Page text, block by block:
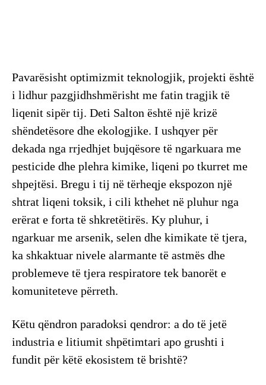
Pavarësisht optimizmit teknologjik, projekti është
i lidhur pazgjidhshmërisht me fatin tragjik të
liqenit sipër tij. Deti Salton është një krizë
shëndetësore dhe ekologjike. I ushqyer për
dekada nga rrjedhjet bujqësore të ngarkuara me
pesticide dhe plehra kimike, liqeni po tkurret me
shpejtësi. Bregu i tij në tërheqje ekspozon një
shtrat liqeni toksik, i cili kthehet në pluhur nga
erërat e forta të shkretëtirës. Ky pluhur, i
ngarkuar me arsenik, selen dhe kimikate të tjera,
ka shkaktuar nivele alarmante të astmës dhe
problemeve të tjera respiratore tek banorët e
komuniteteve përreth.
Këtu qëndron paradoksi qendror: a do të jetë
industria e litiumit shpëtimtari apo grushti i
fundit për këtë ekosistem të brishtë?